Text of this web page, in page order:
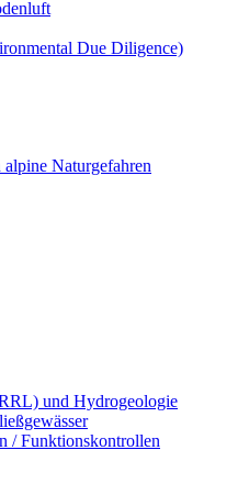
Due Dili­gence)
alpine Natur­gefahren
und Hydro­geologie
/ Funktions­kontrollen